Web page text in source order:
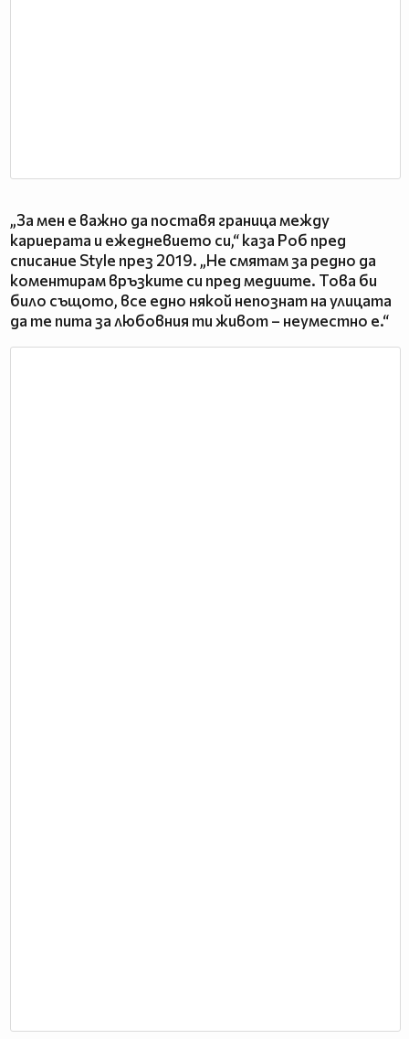
„За мен е важно да поставя граница между
кариерата и ежедневието си,“ каза Роб пред
списание Style през 2019. „Не смятам за редно да
коментирам връзките си пред медиите. Това би
било същото, все едно някой непознат на улицата
да те пита за любовния ти живот – неуместно е.“